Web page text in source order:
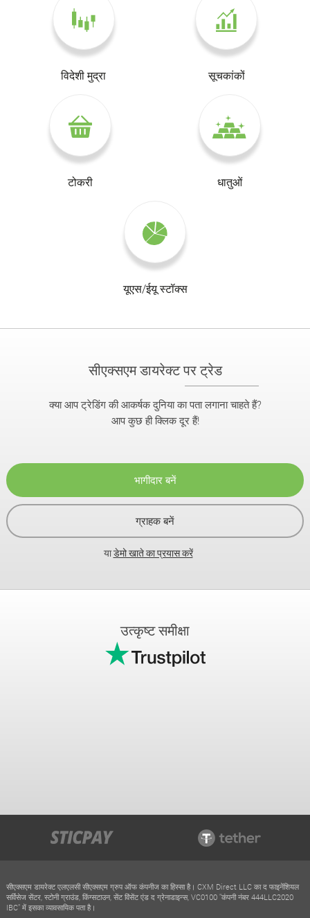
विदेशी मुद्रा सूचकांकों
टोकरी धातुओं
यूएस/ईयू स्टॉक्स
सीएक्सएम डायरेक्ट पर ट्रेड
क्या आप ट्रेडिंग की आकर्षक दुनिया का पता लगाना चाहते हैं?
आप कुछ ही क्लिक दूर हैं!
भागीदार बनें
ग्राहक बनें
याडेमो खाते का प्रयास करें
उत्कृष्ट समीक्षा
सीएक्सएम डायरेक्ट एलएलसी सीएक्सएम ग्रुप ऑफ कंपनीज का हिस्सा है। CXM Direct LLC का द फाइनेंशियल
सर्विसेज सेंटर, स्टोनी ग्राउंड, किंग्सटाउन, सेंट विंसेंट एंड द ग्रेनाडाइन्स, VC0100 "कंपनी नंबर 444LLC2020
IBC" में इसका व्यावसायिक पता है।